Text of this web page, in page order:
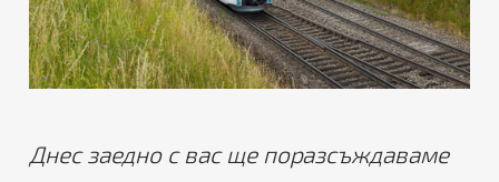
Днес заедно с вас ще поразсъждаваме